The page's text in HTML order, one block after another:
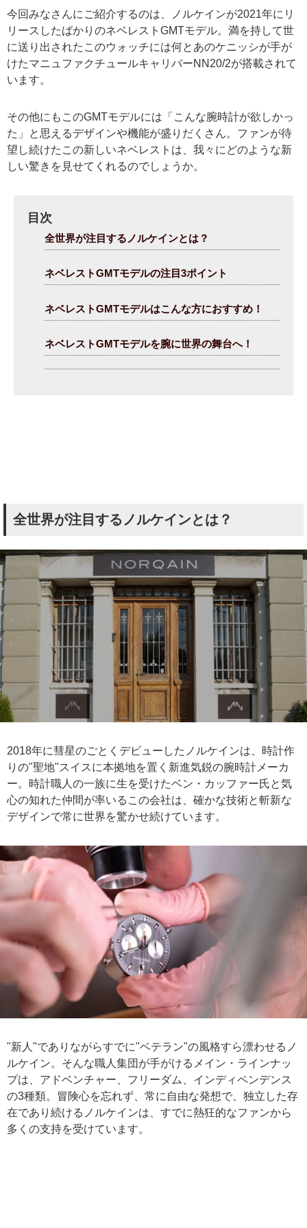
今回みなさんにご紹介するのは、ノルケインが2021年にリ
リースしたばかりのネベレストGMTモデル。満を持して世
に送り出されたこのウォッチには何とあのケニッシが手が
けたマニュファクチュールキャリバーNN20/2が搭載されて
います。
その他にもこのGMTモデルには「こんな腕時計が欲しかっ
た」と思えるデザインや機能が盛りだくさん。ファンが待
望し続けたこの新しいネベレストは、我々にどのような新
しい驚きを見せてくれるのでしょうか。
目次
全世界が注目するノルケインとは？
ネベレストGMTモデルの注目3ポイント
ネベレストGMTモデルはこんな方におすすめ！
ネベレストGMTモデルを腕に世界の舞台へ！
全世界が注目するノルケインとは？
2018年に彗星のごとくデビューしたノルケインは、時計作
りの"聖地"スイスに本拠地を置く新進気鋭の腕時計メーカ
ー。時計職人の一族に生を受けたベン・カッファー氏と気
心の知れた仲間が率いるこの会社は、確かな技術と斬新な
デザインで常に世界を驚かせ続けています。
"新人"でありながらすでに"ベテラン"の風格すら漂わせるノ
ルケイン。そんな職人集団が手がけるメイン・ラインナッ
プは、アドベンチャー、フリーダム、インディペンデンス
の3種類。冒険心を忘れず、常に自由な発想で、独立した存
在であり続けるノルケインは、すでに熱狂的なファンから
多くの支持を受けています。